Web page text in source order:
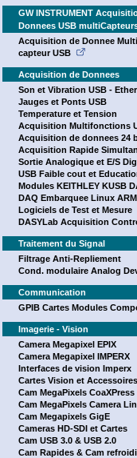
GW INSTRUMENT
Donnees USB
Acquisition de Donnee Multi
capteur USB
Acquisition de Donnees
Son et Vibration USB -
Jauges et Ponts USB
Temperature et Tension
Acquisition Multifonctions
Acquisition de donnees 24
Acquisition Rapide
Sortie Analogique et E/S
USB Faible cout et
Modules KEITHLEY KUSB
DAQ Embarquee Linux ARM
Logiciels de Test et Mesure
DASYLab Acquisition
Traitement du Signal
Filtrage Anti-Repliement
Cond. modulaire Analog
Communication
GPIB Cartes Modules
Imagerie - Vision
Camera Megapixel EPIX
Camera Megapixel IMPERX
Interfaces de vision Imperx
Cartes Vision et Accessoires
Cam MegaPixels CoaXPress
Cam MegaPixels Camera
Cam Megapixels GigE
Cameras HD-SDI et Cartes
Cam USB 3.0 & USB 2.0
Cam Rapides & Cam